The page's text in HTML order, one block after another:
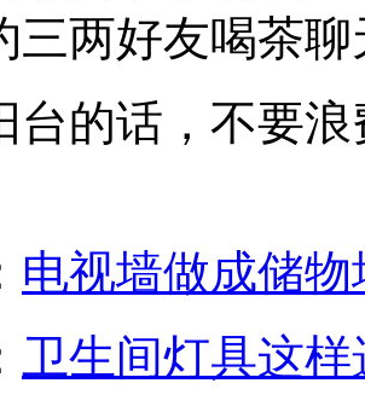
三两好友喝茶
话，不要浪
电视墙做成储
卫生间灯具这样